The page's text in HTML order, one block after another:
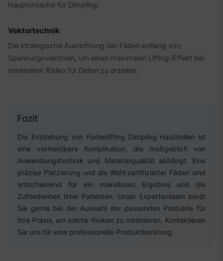
Hauptursache für Dimpling.
Vektortechnik
Die strategische Ausrichtung der Fäden entlang von
Spannungsvektoren, um einen maximalen Lifting-Effekt bei
minimalem Risiko für Dellen zu erzielen.
Fazit
Die Entstehung von Fadenlifting Dimpling Hautdellen ist
eine vermeidbare Komplikation, die maßgeblich von
Anwendungstechnik und Materialqualität abhängt. Eine
präzise Platzierung und die Wahl zertifizierter Fäden sind
entscheidend für ein makelloses Ergebnis und die
Zufriedenheit Ihrer Patienten. Unser Expertenteam berät
Sie gerne bei der Auswahl der passenden Produkte für
Ihre Praxis, um solche Risiken zu minimieren. Kontaktieren
Sie uns für eine professionelle Produktberatung.